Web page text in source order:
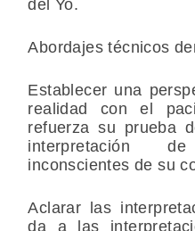
del Yo.
Abordajes técnicos
Establecer una
realidad con el
refuerza su prueba
interpretación
inconscientes de su
Aclarar las
da a las